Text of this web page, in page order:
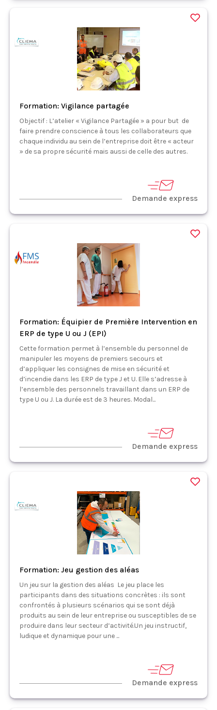
Formation: Vigilance partagée
Objectif : L’atelier « Vigilance Partagée » a pour but de
faire prendre conscience à tous les collaborateurs que
chaque individu au sein de l’entreprise doit être « acteur
» de sa propre sécurité mais aussi de celle des autres.
Demande express
Formation: Équipier de Première Intervention en
ERP de type U ou J (EPI)
Cette formation permet à l’ensemble du personnel de
manipuler les moyens de premiers secours et
d’appliquer les consignes de mise en sécurité et
d’incendie dans les ERP de type J et U. Elle s’adresse à
l’ensemble des personnels travaillant dans un ERP de
type U ou J. La durée est de 3 heures. Modal...
Demande express
Formation: Jeu gestion des aléas
Un jeu sur la gestion des aléas Le jeu place les
participants dans des situations concrètes : ils sont
confrontés à plusieurs scénarios qui se sont déjà
produits au sein de leur entreprise ou susceptibles de se
produire dans leur secteur d’activité.Un jeu instructif,
ludique et dynamique pour une ...
Demande express